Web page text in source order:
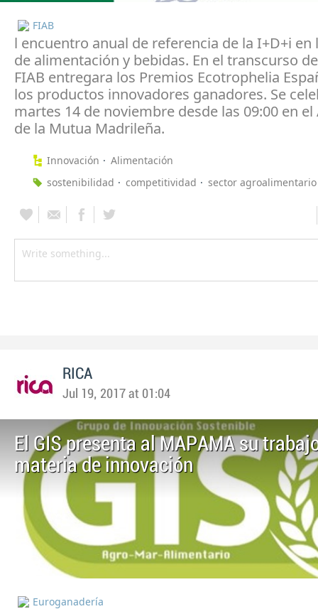
FIAB
l encuentro anual de referencia de la I+D+i
de alimentación y bebidas. En el transcurso
FIAB entregara los Premios Ecotrophelia
los productos innovadores ganadores. Se
martes 14 de noviembre desde las 09:00 en
de la Mutua Madrileña.
Innovación
Alimentación
sostenibilidad
competitividad sector agroalimentario
RICA
Jul 19, 2017 at 01:04
El GIS presenta al MAPAMA su
materia de innovación
Euroganadería